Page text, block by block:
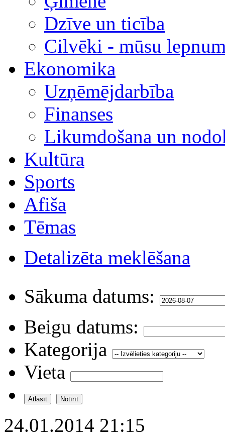
Dzīve un ticība
Cilvēki - mūsu
Ekonomika
Uzņēmējdarbība
Finanses
Likumdošana un
Kultūra
Sports
Afiša
Tēmas
Detalizēta meklēšana
Sākuma datums:
Beigu datums:
Kategorija
Vieta
24.01.2014 21:15